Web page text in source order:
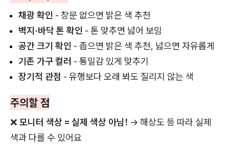
채광 확인 - 창문 없으면 밝은 색 추천
벽지·바닥 톤 확인 - 톤 맞추면 넓어 보임
공간 크기 확인 - 좁으면 밝은 색 추천, 넓으면 자유롭게
기존 가구 컬러 - 통일감 있게 맞추기
장기적 관점 - 유행보다 오래 봐도 질리지 않는 색
주의할 점
❌ 모니터 색상 = 실제 색상 아님! → 해상도 등 따라 실제
색과 다를 수 있어요